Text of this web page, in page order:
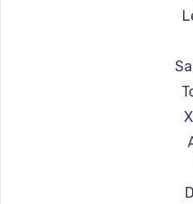
Ремонт
Ремонт
Ремонт
Ремонт
Ремонт
Ремонт
Ремонт
Ремонт